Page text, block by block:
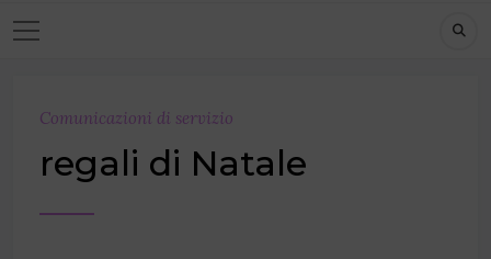
Comunicazioni di servizio
regali di Natale